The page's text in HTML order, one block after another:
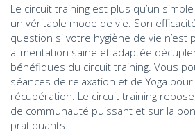
Le circuit training est plus qu’un
un véritable mode de vie. Son
question si votre hygiène de vie n’est
alimentation saine et adaptée
bénéfiques du circuit training. Vous
séances de relaxation et de Yoga
récupération. Le circuit training
de communauté puissant et sur la
pratiquants.